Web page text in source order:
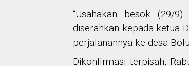
“Usahakan besok (29/
diserahkan kepada ketua
perjalanannya ke desa
Dikonfirmasi terpisah,